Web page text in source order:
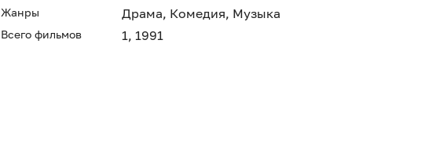
Жанры Драма, Комедия, Музыка
Всего фильмов 1, 1991